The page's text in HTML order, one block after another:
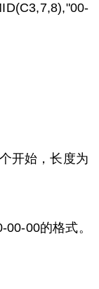
开始，长度为
00的格式。